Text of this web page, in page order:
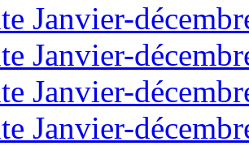
Janvier-
Janvier-
Janvier-
Janvier-